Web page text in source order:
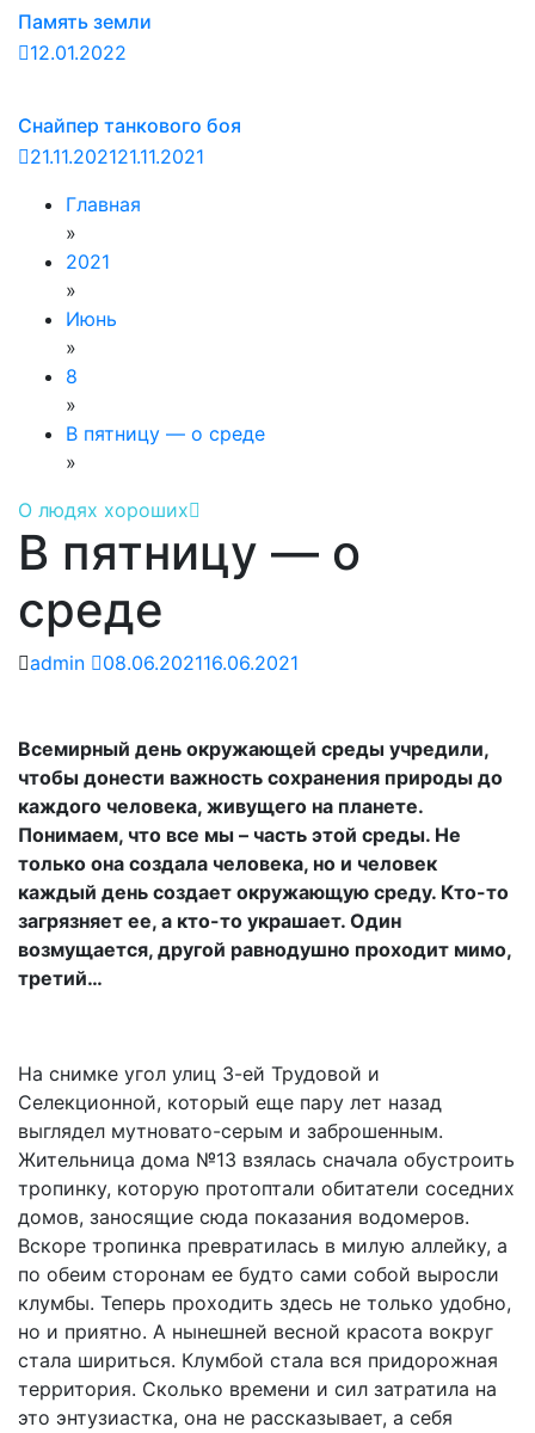
Память земли
12.01.2022
Снайпер танкового боя
21.11.202121.11.2021
Главная
»
2021
»
Июнь
»
8
»
В пятницу — о среде
»
О людях хороших
В пятницу — о
среде
admin 08.06.202116.06.2021
Всемирный день окружающей среды учредили,
чтобы донести важность сохранения природы до
каждого человека, живущего на планете.
Понимаем, что все мы – часть этой среды. Не
только она создала человека, но и человек
каждый день создает окружающую среду. Кто-то
загрязняет ее, а кто-то украшает. Один
возмущается, другой равнодушно проходит мимо,
третий…
На снимке угол улиц 3-ей Трудовой и
Селекционной, который еще пару лет назад
выглядел мутновато-серым и заброшенным.
Жительница дома №13 взялась сначала обустроить
тропинку, которую протоптали обитатели соседних
домов, заносящие сюда показания водомеров.
Вскоре тропинка превратилась в милую аллейку, а
по обеим сторонам ее будто сами собой выросли
клумбы. Теперь проходить здесь не только удобно,
но и приятно. А нынешней весной красота вокруг
стала шириться. Клумбой стала вся придорожная
территория. Сколько времени и сил затратила на
это энтузиастка, она не рассказывает, а себя